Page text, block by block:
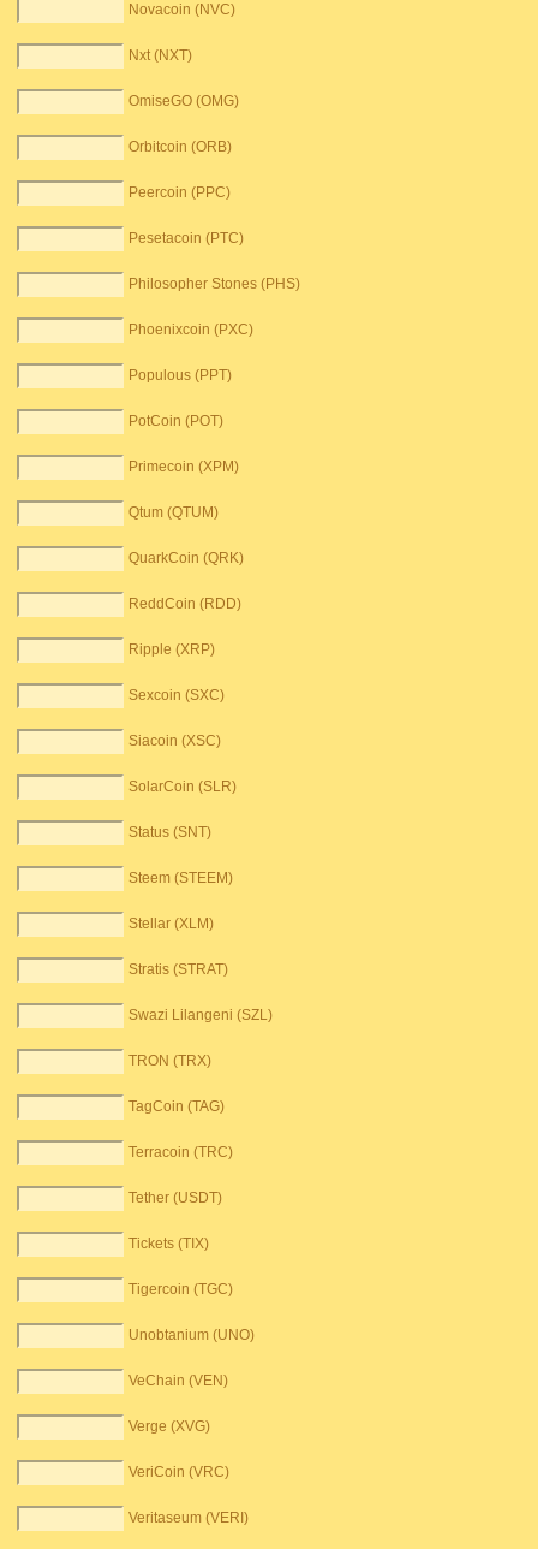
Novacoin (NVC)
Nxt (NXT)
OmiseGO (OMG)
Orbitcoin (ORB)
Peercoin (PPC)
Pesetacoin (PTC)
Philosopher Stones (PHS)
Phoenixcoin (PXC)
Populous (PPT)
PotCoin (POT)
Primecoin (XPM)
Qtum (QTUM)
QuarkCoin (QRK)
ReddCoin (RDD)
Ripple (XRP)
Sexcoin (SXC)
Siacoin (XSC)
SolarCoin (SLR)
Status (SNT)
Steem (STEEM)
Stellar (XLM)
Stratis (STRAT)
Swazi Lilangeni (SZL)
TRON (TRX)
TagCoin (TAG)
Terracoin (TRC)
Tether (USDT)
Tickets (TIX)
Tigercoin (TGC)
Unobtanium (UNO)
VeChain (VEN)
Verge (XVG)
VeriCoin (VRC)
Veritaseum (VERI)